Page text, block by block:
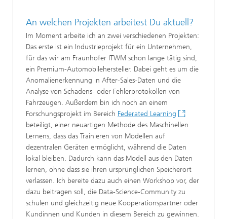
An welchen Projekten arbeitest Du aktuell?
Im Moment arbeite ich an zwei verschiedenen Projekten:
Das erste ist ein Industrieprojekt für ein Unternehmen,
für das wir am Fraunhofer ITWM schon lange tätig sind,
ein Premium-Automobilehersteller. Dabei geht es um die
Anomalienerkennung in After-Sales-Daten und die
Analyse von Schadens- oder Fehlerprotokollen von
Fahrzeugen. Außerdem bin ich noch an einem
Forschungsprojekt im Bereich Federated Learning
beteiligt, einer neuartigen Methode des Maschinellen
Lernens, dass das Trainieren von Modellen auf
dezentralen Geräten ermöglicht, während die Daten
lokal bleiben. Dadurch kann das Modell aus den Daten
lernen, ohne dass sie ihren ursprünglichen Speicherort
verlassen. Ich bereite dazu auch einen Workshop vor, der
dazu beitragen soll, die Data-Science-Community zu
schulen und gleichzeitig neue Kooperationspartner oder
Kundinnen und Kunden in diesem Bereich zu gewinnen.